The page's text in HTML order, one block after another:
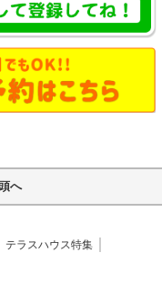
へ
テラスハウス特集